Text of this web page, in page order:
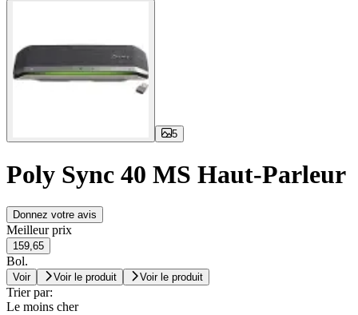
5
Poly Sync 40 MS Haut-Parleur
Donnez votre avis
Meilleur prix
159,65
Bol.
Voir Voir le produit Voir le produit
Trier par:
Le moins cher